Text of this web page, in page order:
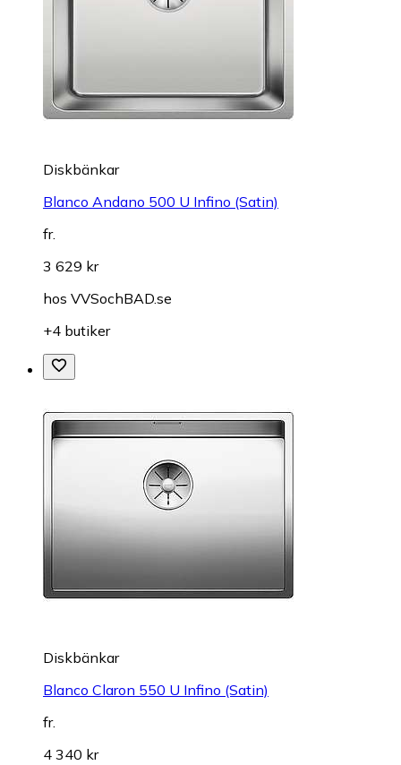
Diskbänkar
Blanco Andano 500 U Infino (Satin)
fr.
3 629 kr
hos VVSochBAD.se
+4 butiker
Diskbänkar
Blanco Claron 550 U Infino (Satin)
fr.
4 340 kr